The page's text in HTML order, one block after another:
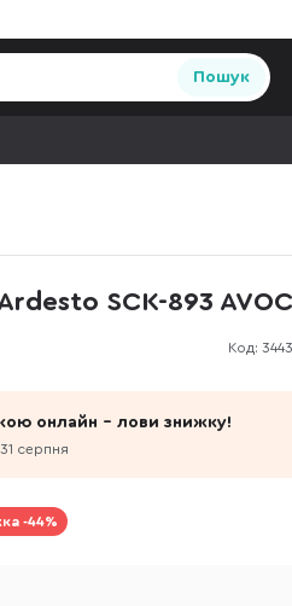
Пошук
SCK-893
Код:
онлайн - лови знижку!
серпня
-44%